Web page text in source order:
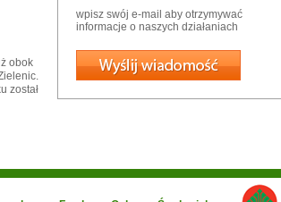
obok
został
wpisz swój e-mail aby otrzymywać
informacje o naszych działaniach
Wyślij